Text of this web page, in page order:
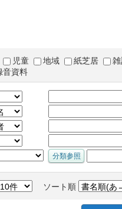
児童 地域 紙芝居
音資料
ソート順